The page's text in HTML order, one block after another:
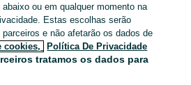
com o Google
OU
ou em qualquer momento na
Estas escolhas serão
e não afetarão os dados de
cookies, Política De Privacidade
tratamos os dados para